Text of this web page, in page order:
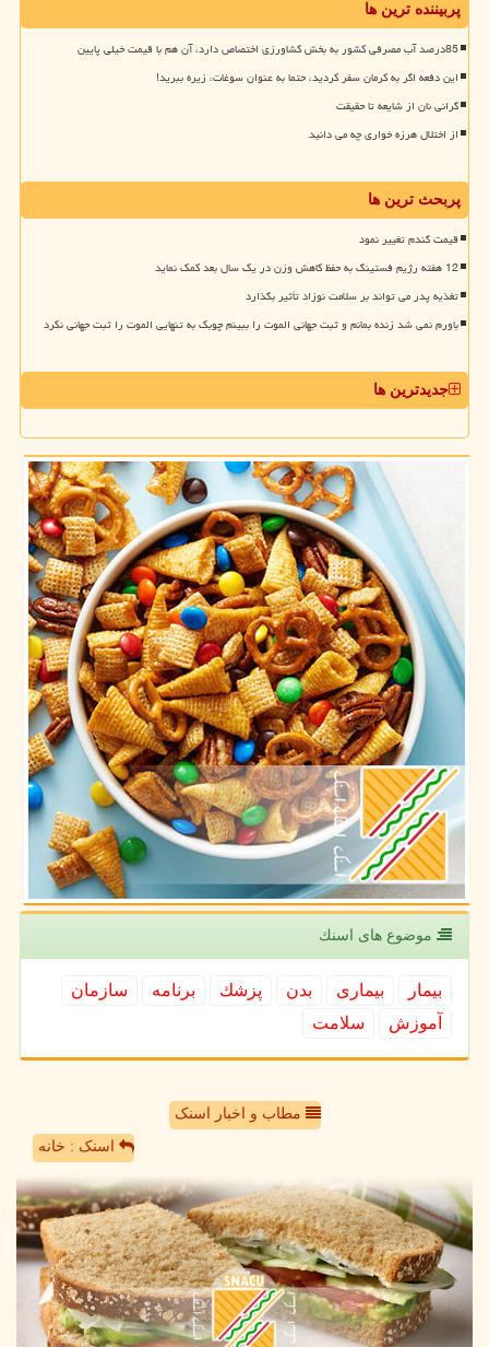
پربیننده ترین ها
85درصد آب مصرفی کشور به بخش کشاورزی اختصاص دارد، آن هم با قیمت خیلی پایین
این دفعه اگر به کرمان سفر کردید، حتما به عنوان سوغات، زیره ببرید!
گرانی نان از شایعه تا حقیقت
از اختلال هرزه خواری چه می دانید
پربحث ترین ها
قیمت گندم تغییر نمود
12 هفته رژیم فستینگ به حفظ کاهش وزن در یک سال بعد کمک نماید
تغذیه پدر می تواند بر سلامت نوزاد تأثیر بگذارد
باورم نمی شد زنده بمانم و ثبت جهانی الموت را ببینم چوبک به تنهایی الموت را ثبت جهانی نکرد
جدیدترین ها
موضوع های اسنك
بیمار بیماری بدن پزشك برنامه
سازمان
آموزش
سلامت
مطاب و اخبار اسنک
اسنک : خانه